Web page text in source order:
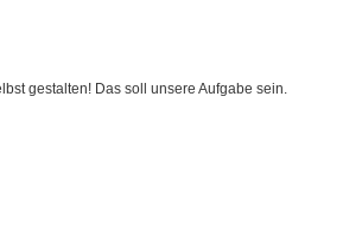
gestalten! Das soll unsere Aufgabe sein.